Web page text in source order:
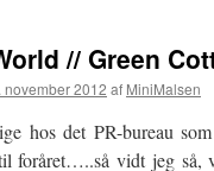
// Green
november 2012 af MiniMalsen
hos det PR-bureau
foråret…..så vidt jeg så,